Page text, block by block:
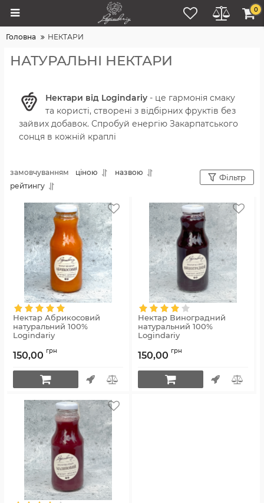
0
Головна НЕКТАРИ
НАТУРАЛЬНІ НЕКТАРИ
Нектари від Logindariy - це гармонія смаку
та користі, створені з відбірних фруктів без
зайвих добавок. Спробуй енергію Закарпатського
сонця в кожній краплі
замовчуванням ціною
назвою
рейтингу
Фільтр
Нектар Абрикосовий
натуральний 100%
Logindariy
150,00 грн
Нектар Виноградний
натуральний 100%
Logindariy
150,00 грн